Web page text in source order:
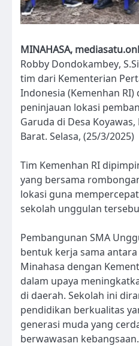
MINAHASA,
Robby Dondokambey,
tim dari Kementerian
Indonesia (Kemenhan
peninjauan lokasi
Garuda di Desa
Barat. Selasa, (25/3/2025)
Tim Kemenhan RI
yang bersama
lokasi guna
sekolah unggulan
Pembangunan SMA
bentuk kerja sama
Minahasa dengan
dalam upaya
di daerah. Sekolah ini
pendidikan berkualitas
generasi muda yang
berwawasan kebangsaan.